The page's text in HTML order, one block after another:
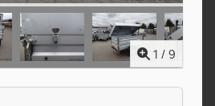
1 / 9